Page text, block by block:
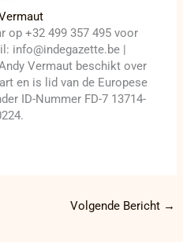
op +32 499 357 495 voor
info@indegazette.be |
Vermaut beschikt over
en is lid van de Europese
ID-Nummer FD-7 13714-
Volgende Bericht →